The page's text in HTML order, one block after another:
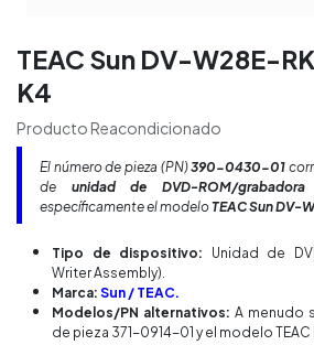
TEAC Sun DV-W28E-
K4
Producto Reacondicionado
El número de pieza (PN)390-0430-01
de unidad de DVD-ROM/grabadora
específicamente el modeloTEAC Sun DV-
Tipo de dispositivo: Unidad de
Writer Assembly).
Marca: Sun / TEAC.
Modelos/PN alternativos: A menudo
de pieza 371-0914-01 y el modelo TEAC